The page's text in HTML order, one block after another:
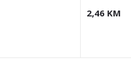
2,46 KM